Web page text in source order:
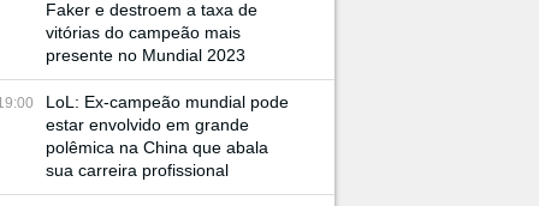
Faker e destroem a taxa de
vitórias do campeão mais
presente no Mundial 2023
LoL: Ex-campeão mundial pode
estar envolvido em grande
polêmica na China que abala
sua carreira profissional